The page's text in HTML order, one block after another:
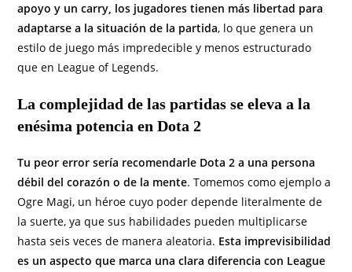
apoyo y un carry, los jugadores tienen más libertad para
adaptarse a la situación de la partida, lo que genera un
estilo de juego más impredecible y menos estructurado
que en League of Legends.
La complejidad de las partidas se eleva a la
enésima potencia en Dota 2
Tu peor error sería recomendarle Dota 2 a una persona
débil del corazón o de la mente. Tomemos como ejemplo a
Ogre Magi, un héroe cuyo poder depende literalmente de
la suerte, ya que sus habilidades pueden multiplicarse
hasta seis veces de manera aleatoria. Esta imprevisibilidad
es un aspecto que marca una clara diferencia con League